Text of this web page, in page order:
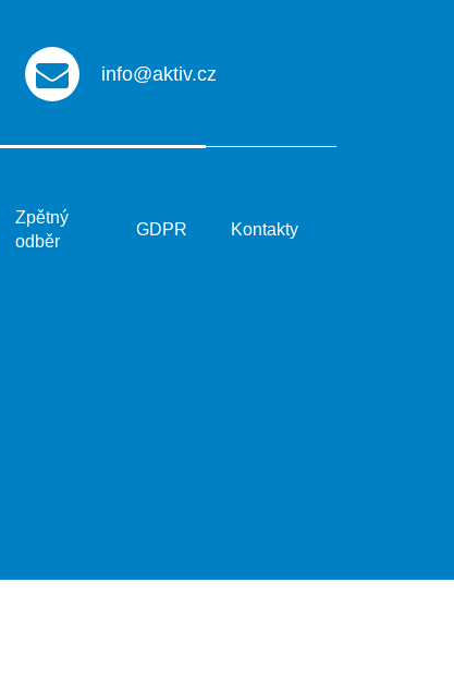
info@aktiv.cz
Zpětný
odběr
GDPR Kontakty